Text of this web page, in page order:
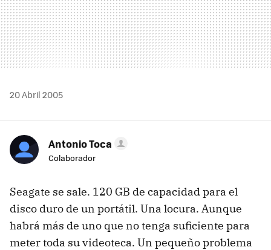
20 Abril 2005
Antonio Toca
Colaborador
Seagate se sale. 120 GB de capacidad para el
disco duro de un portátil. Una locura. Aunque
habrá más de uno que no tenga suficiente para
meter toda su videoteca. Un pequeño problema